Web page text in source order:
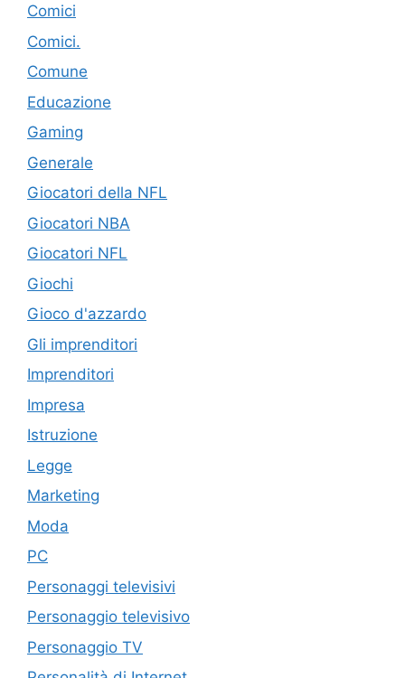
Comici
Comici.
Comune
Educazione
Gaming
Generale
Giocatori della NFL
Giocatori NBA
Giocatori NFL
Giochi
Gioco d'azzardo
Gli imprenditori
Imprenditori
Impresa
Istruzione
Legge
Marketing
Moda
PC
Personaggi televisivi
Personaggio televisivo
Personaggio TV